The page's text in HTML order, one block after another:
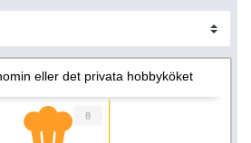
eller det privata hobbyköket
8